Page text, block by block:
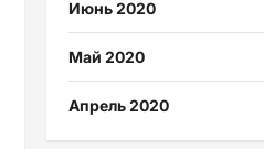
Июнь 2020
Май 2020
Апрель 2020